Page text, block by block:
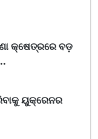
କ୍ଷେତ୍ରରେ ବଡ଼
ୟୁକ୍ରେନର